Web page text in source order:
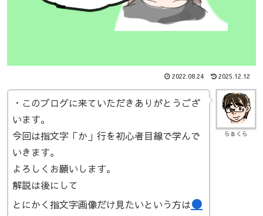
2022.08.24 2025.12.12
らるくら
・このブログに来ていただきありがとうござ
います。
今回は指文字「か」行を初心者目線で学んで
いきます。
よろしくお願いします。
解説は後にして
とにかく指文字画像だけ見たいという方は●